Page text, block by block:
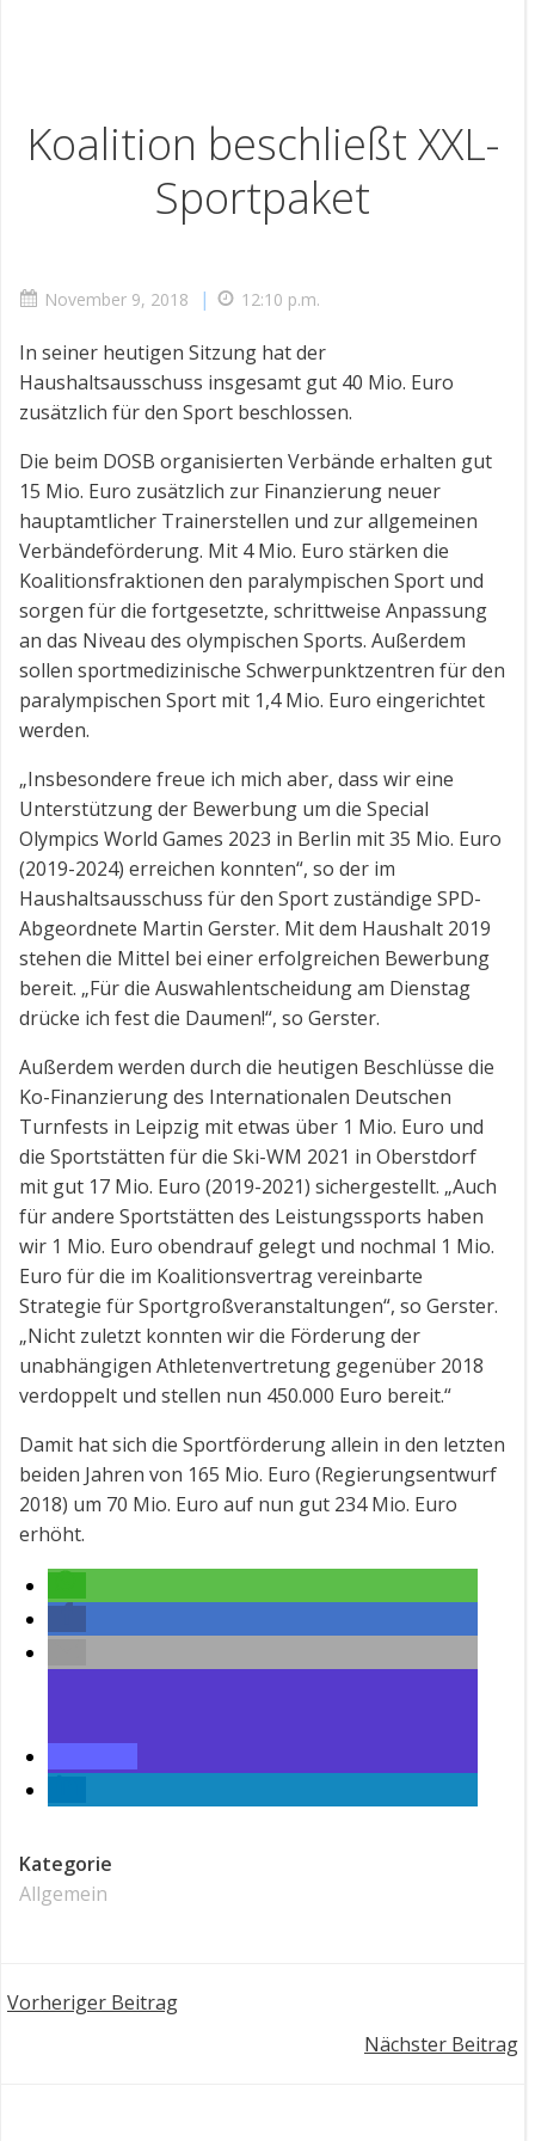
Koalition beschließt XXL-
Sportpaket
November 9, 2018 | 12:10 p.m.
In seiner heutigen Sitzung hat der
Haushaltsausschuss insgesamt gut 40 Mio. Euro
zusätzlich für den Sport beschlossen.
Die beim DOSB organisierten Verbände erhalten gut
15 Mio. Euro zusätzlich zur Finanzierung neuer
hauptamtlicher Trainerstellen und zur allgemeinen
Verbändeförderung. Mit 4 Mio. Euro stärken die
Koalitionsfraktionen den paralympischen Sport und
sorgen für die fortgesetzte, schrittweise Anpassung
an das Niveau des olympischen Sports. Außerdem
sollen sportmedizinische Schwerpunkt­zentren für den
paralympischen Sport mit 1,4 Mio. Euro eingerichtet
werden.
„Insbesondere freue ich mich aber, dass wir eine
Unterstützung der Bewerbung um die Special
Olympics World Games 2023 in Berlin mit 35 Mio. Euro
(2019-2024) erreichen konnten“, so der im
Haushaltsausschuss für den Sport zuständige SPD-
Abgeordnete Martin Gerster. Mit dem Haushalt 2019
stehen die Mittel bei einer erfolg­reichen Bewerbung
bereit. „Für die Auswahl­entscheidung am Dienstag
drücke ich fest die Daumen!“, so Gerster.
Außerdem werden durch die heutigen Beschlüsse die
Ko-Finanzierung des Internationalen Deutschen
Turnfests in Leipzig mit etwas über 1 Mio. Euro und
die Sportstätten für die Ski-WM 2021 in Oberstdorf
mit gut 17 Mio. Euro (2019-2021) sichergestellt. „Auch
für andere Sportstätten des Leistungssports haben
wir 1 Mio. Euro obendrauf gelegt und nochmal 1 Mio.
Euro für die im Koalitions­vertrag vereinbarte
Strategie für Sport­groß­veranstaltungen“, so Gerster.
„Nicht zuletzt konnten wir die Förderung der
unabhängigen Athletenvertretung gegenüber 2018
verdoppelt und stellen nun 450.000 Euro bereit.“
Damit hat sich die Sportförderung allein in den letzten
beiden Jahren von 165 Mio. Euro (Regierungsentwurf
2018) um 70 Mio. Euro auf nun gut 234 Mio. Euro
erhöht.
Kategorie
Allgemein
Post
Vorheriger Beitrag
Nächster Beitrag